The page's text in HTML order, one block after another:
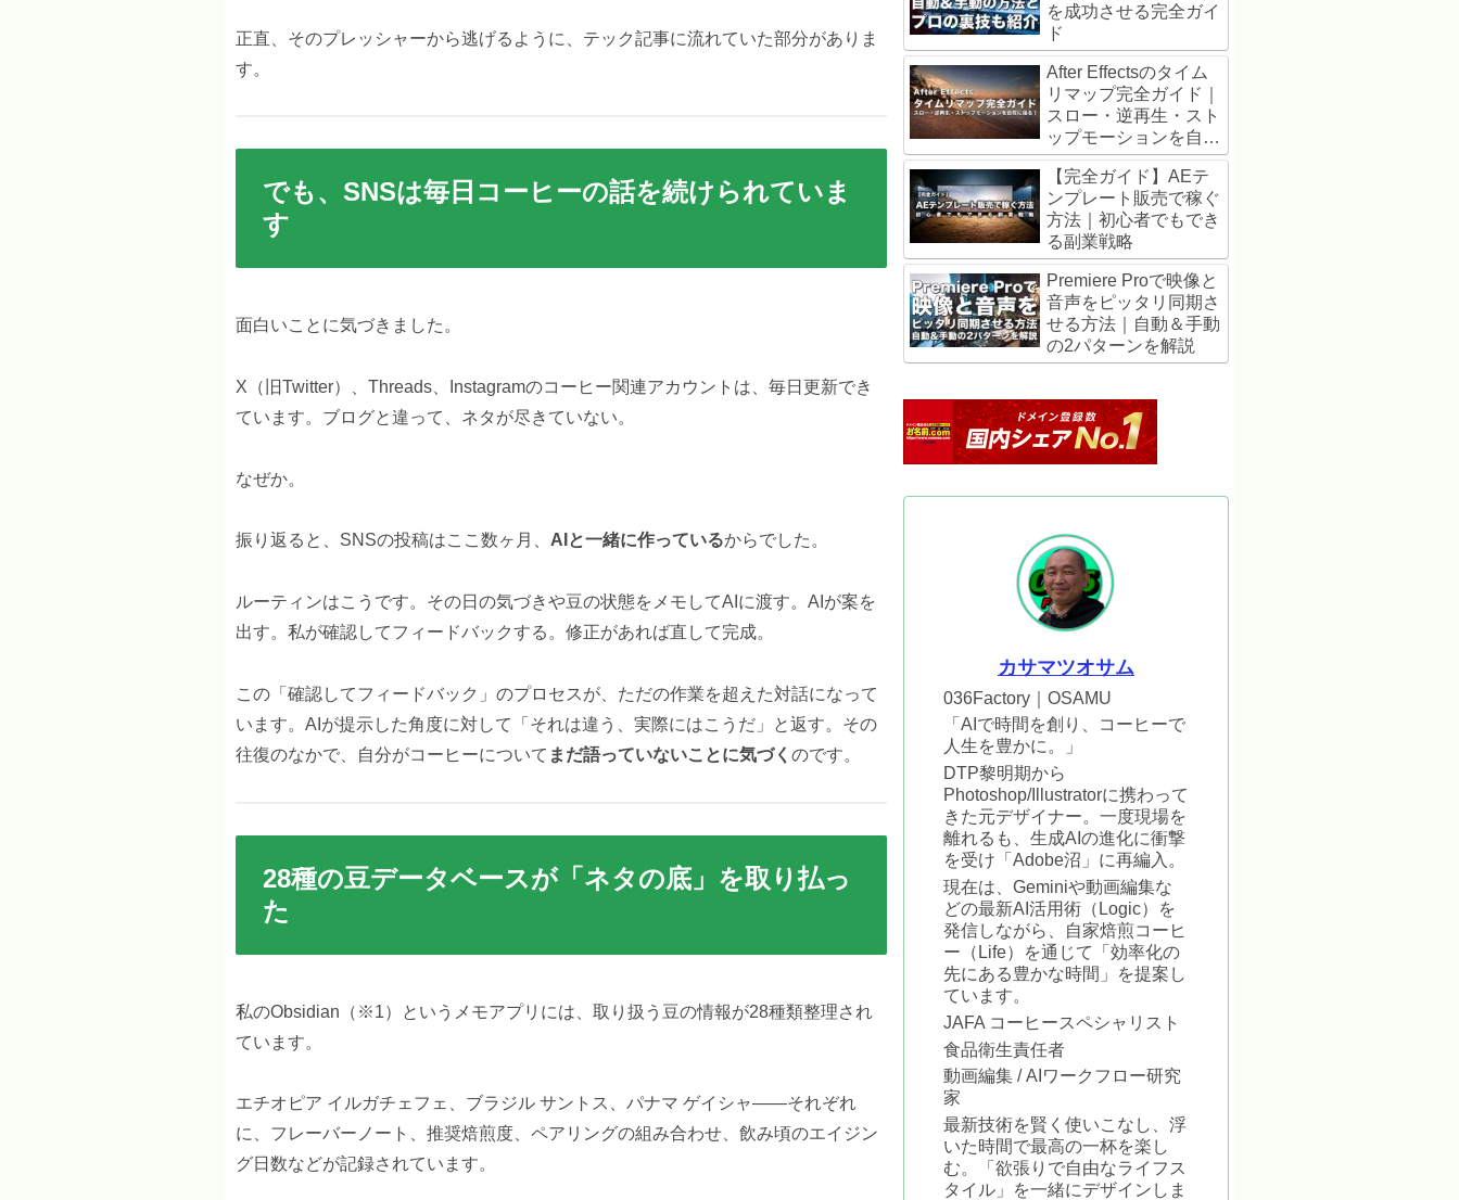
正直、そのプレッシャーから逃げるように、テック記事に流れていた部分がありま
す。
でも、SNSは毎日コーヒーの話を続けられていま
す
面白いことに気づきました。
X（旧Twitter）、Threads、Instagramのコーヒー関連アカウントは、毎日更新でき
ています。ブログと違って、ネタが尽きていない。
なぜか。
振り返ると、SNSの投稿はここ数ヶ月、 AIと一緒に作っているからでした。
ルーティンはこうです。その日の気づきや豆の状態をメモしてAIに渡す。AIが案を
出す。私が確認してフィードバックする。修正があれば直して完成。
この「確認してフィードバック」のプロセスが、ただの作業を超えた対話になって
います。AIが提示した角度に対して「それは違う、実際にはこうだ」と返す。その
往復のなかで、自分がコーヒーについて まだ語っていないことに気づく のです。
28種の豆データベースが「ネタの底」を取り払っ
た
私のObsidian（※1）というメモアプリには、取り扱う豆の情報が28種類整理され
ています。
エチオピア イルガチェフェ、ブラジル サントス、パナマ ゲイシャ——それぞれ
に、フレーバーノート、推奨焙煎度、ペアリングの組み合わせ、飲み頃のエイジン
グ日数などが記録されています。
を成功させる完全ガイ
ド
After Effectsのタイム
リマップ完全ガイド｜
スロー・逆再生・スト
ップモーションを自在
に操る！
【完全ガイド】AEテ
ンプレート販売で稼ぐ
方法｜初心者でもでき
る副業戦略
Premiere Proで映像と
音声をピッタリ同期さ
せる方法｜自動＆手動
の2パターンを解説
カサマツオサム
036Factory｜OSAMU
「AIで時間を創り、コーヒーで
人生を豊かに。」
DTP黎明期から
Photoshop/Illustratorに携わって
きた元デザイナー。一度現場を
離れるも、生成AIの進化に衝撃
を受け「Adobe沼」に再編入。
現在は、Geminiや動画編集な
どの最新AI活用術（Logic）を
発信しながら、自家焙煎コーヒ
ー（Life）を通じて「効率化の
先にある豊かな時間」を提案し
ています。
JAFA コーヒースペシャリスト
食品衛生責任者
動画編集 / AIワークフロー研究
家
最新技術を賢く使いこなし、浮
いた時間で最高の一杯を楽し
む。「欲張りで自由なライフス
タイル」を一緒にデザインしま